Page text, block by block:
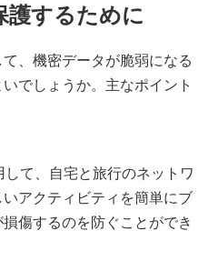
護するために
、機密データが脆弱になる
でしょうか。主なポイント
て、自宅と旅行のネットワ
アクティビティを簡単にブ
傷するのを防ぐことができ